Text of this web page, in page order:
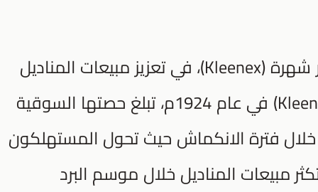
تقوم العلامة التجارية للمناديل الأكثر شهرة (Kleenex)، في تعزيز مبيعات المناديل
الورقية، تم طرح المناديل الورقية (Kleenex) في عام 1924م، تبلغ حصتها السوقية
خلال فترة الانكماش حيث تحول المستهلكون
مبيعات المناديل خلال موسم البرد